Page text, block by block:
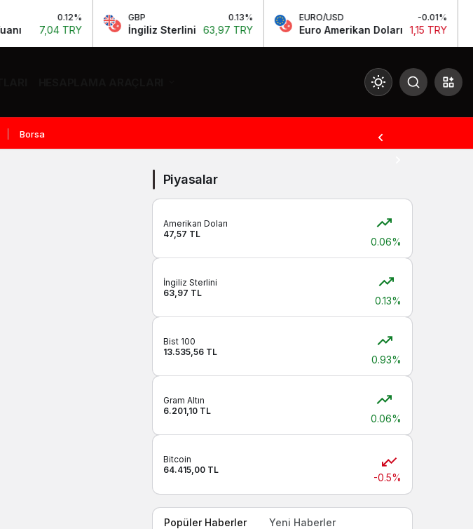
0.12%
7,04 TRY
GBP 0.13%
İngiliz Sterlini 63,97 TRY
EURO/USD -0.01%
Euro Amerikan Doları 1,15 TRY
Mod
Gündüz modunu seçin.
Gece modunu seçin.
Sistem modunu seçin.
Borsa
Piyasalar
Amerikan Doları
47,57 TL
0.06%
İngiliz Sterlini
63,97 TL
0.13%
Bist 100
13.535,56 TL
0.93%
Gram Altın
6.201,10 TL
0.06%
Bitcoin
64.415,00 TL
-0.5%
Popüler Haberler Yeni Haberler